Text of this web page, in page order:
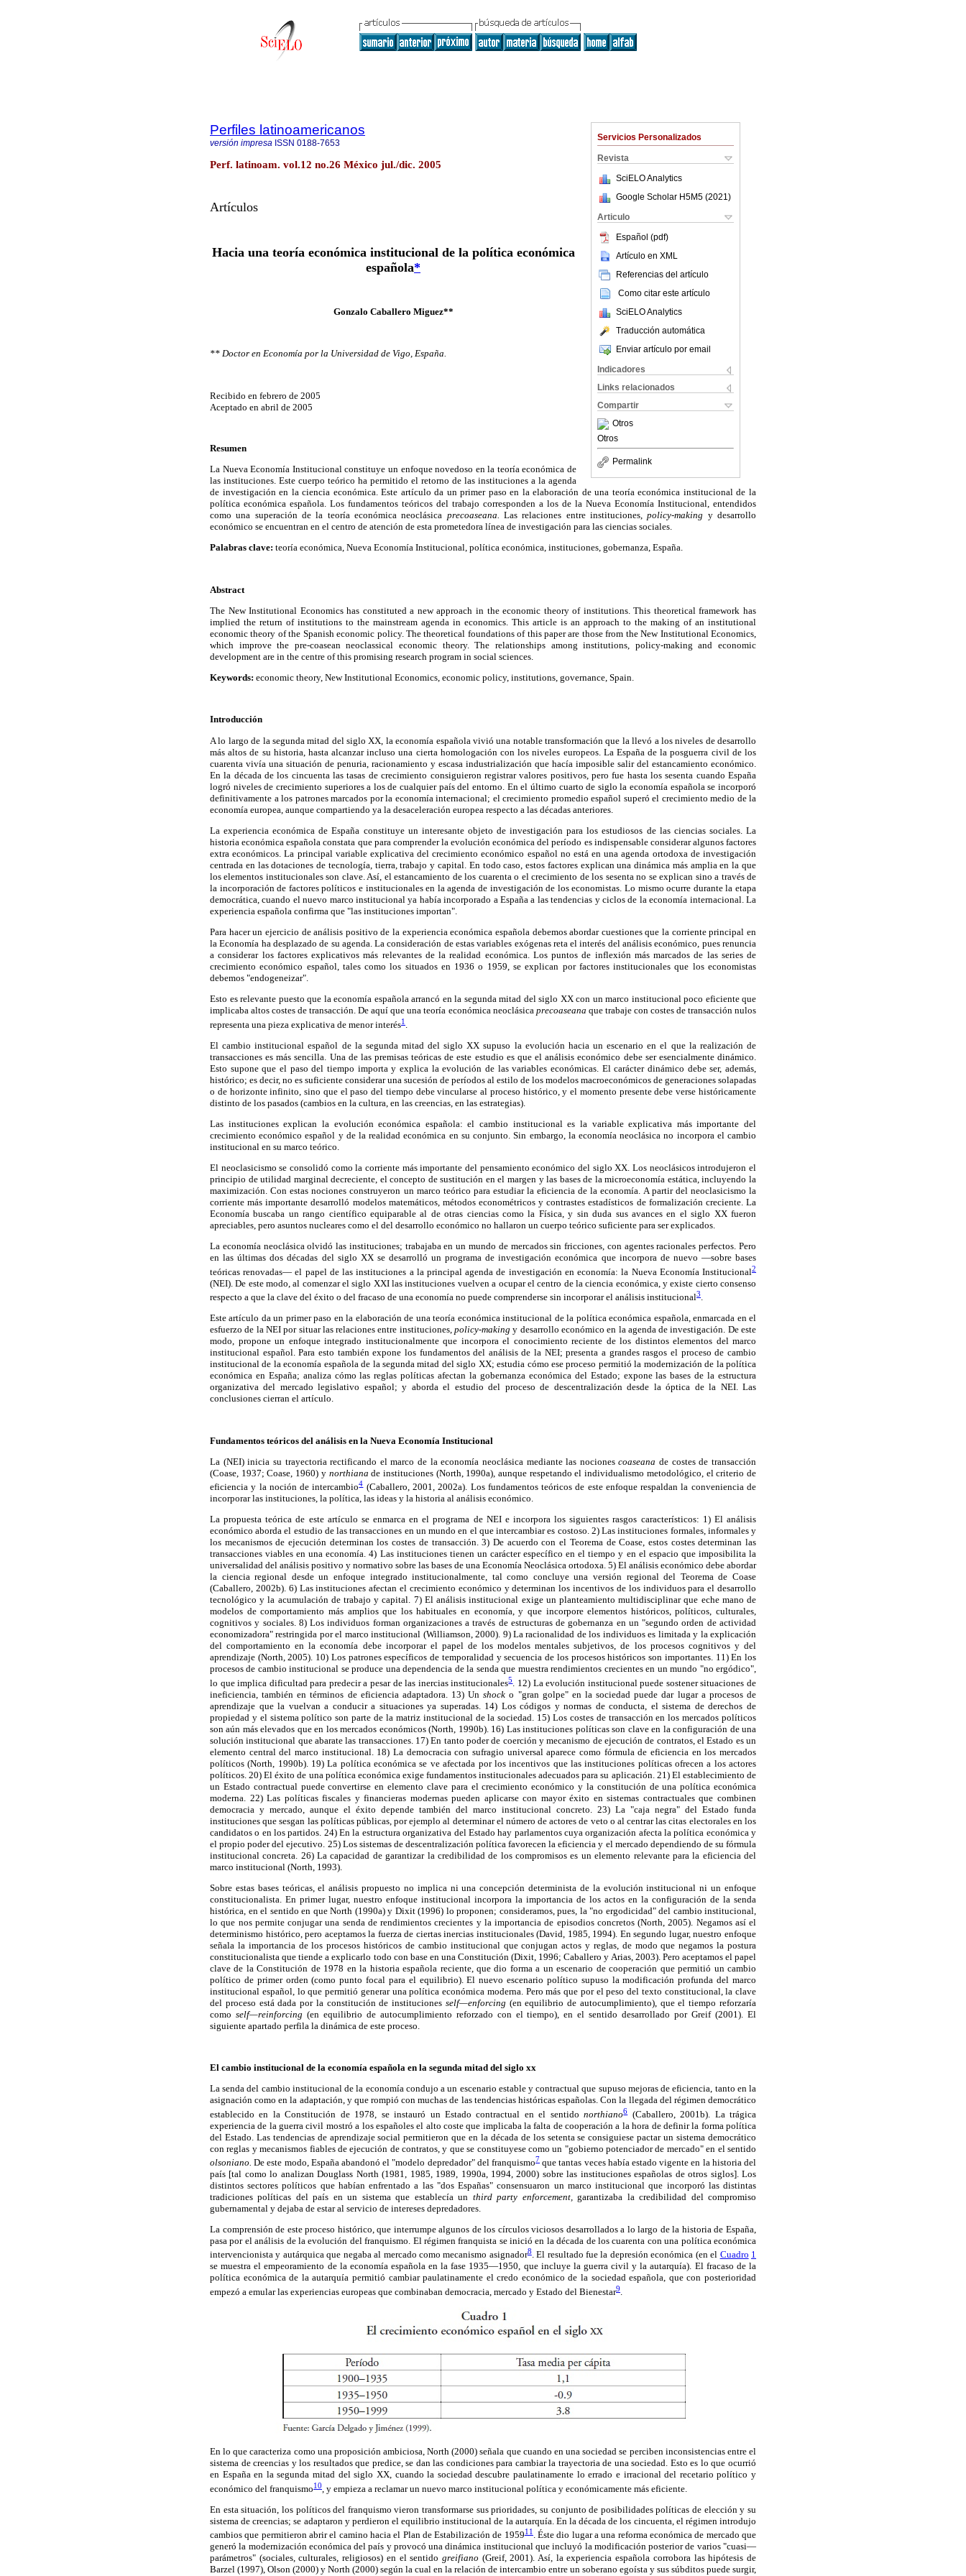
Servicios Personalizados
Revista
SciELO Analytics
Google Scholar H5M5 (2021 )
Articulo
Español (pdf)
Artículo en XML
Referencias del artículo
Como citar este artículo
SciELO Analytics
Traducción automática
Enviar artículo por email
Indicadores
Links relacionados
Compartir
Otros
Otros
Permalink
Perfiles latinoamericanos
versión impresa ISSN 0188-7653
Perf. latinoam. vol.12 no.26 México jul./dic. 2005
Artículos
Hacia una teoría económica institucional de la política económica
española*
Gonzalo Caballero Miguez**
** Doctor en Economía por la Universidad de Vigo, España.
Recibido en febrero de 2005
Aceptado en abril de 2005
Resumen
La Nueva Economía Institucional constituye un enfoque novedoso en la teoría económica de
las instituciones. Este cuerpo teórico ha permitido el retorno de las instituciones a la agenda
de investigación en la ciencia económica. Este artículo da un primer paso en la elaboración de una teoría económica institucional de la
política económica española. Los fundamentos teóricos del trabajo corresponden a los de la Nueva Economía Institucional, entendidos
como una superación de la teoría económica neoclásica precoaseana. Las relaciones entre instituciones,policy-making y desarrollo
económico se encuentran en el centro de atención de esta prometedora línea de investigación para las ciencias sociales.
Palabras clave: teoría económica, Nueva Economía Institucional, política económica, instituciones, gobernanza, España.
Abstract
The New Institutional Economics has constituted a new approach in the economic theory of institutions. This theoretical framework has
implied the return of institutions to the mainstream agenda in economics. This article is an approach to the making of an institutional
economic theory of the Spanish economic policy. The theoretical foundations of this paper are those from the New Institutional Economics,
which improve the pre-coasean neoclassical economic theory. The relationships among institutions, policy-making and economic
development are in the centre of this promising research program in social sciences.
Keywords: economic theory, New Institutional Economics, economic policy, institutions, governance, Spain.
Introducción
A lo largo de la segunda mitad del siglo XX, la economía española vivió una notable transformación que la llevó a los niveles de desarrollo
más altos de su historia, hasta alcanzar incluso una cierta homologación con los niveles europeos. La España de la posguerra civil de los
cuarenta vivía una situación de penuria, racionamiento y escasa industrialización que hacía imposible salir del estancamiento económico.
En la década de los cincuenta las tasas de crecimiento consiguieron registrar valores positivos, pero fue hasta los sesenta cuando España
logró niveles de crecimiento superiores a los de cualquier país del entorno. En el último cuarto de siglo la economía española se incorporó
definitivamente a los patrones marcados por la economía internacional; el crecimiento promedio español superó el crecimiento medio de la
economía europea, aunque compartiendo ya la desaceleración europea respecto a las décadas anteriores.
La experiencia económica de España constituye un interesante objeto de investigación para los estudiosos de las ciencias sociales. La
historia económica española constata que para comprender la evolución económica del período es indispensable considerar algunos factores
extra económicos. La principal variable explicativa del crecimiento económico español no está en una agenda ortodoxa de investigación
centrada en las dotaciones de tecnología, tierra, trabajo y capital. En todo caso, estos factores explican una dinámica más amplia en la que
los elementos institucionales son clave. Así, el estancamiento de los cuarenta o el crecimiento de los sesenta no se explican sino a través de
la incorporación de factores políticos e institucionales en la agenda de investigación de los economistas. Lo mismo ocurre durante la etapa
democrática, cuando el nuevo marco institucional ya había incorporado a España a las tendencias y ciclos de la economía internacional. La
experiencia española confirma que "las instituciones importan".
Para hacer un ejercicio de análisis positivo de la experiencia económica española debemos abordar cuestiones que la corriente principal en
la Economía ha desplazado de su agenda. La consideración de estas variables exógenas reta el interés del análisis económico, pues renuncia
a considerar los factores explicativos más relevantes de la realidad económica. Los puntos de inflexión más marcados de las series de
crecimiento económico español, tales como los situados en 1936 o 1959, se explican por factores institucionales que los economistas
debemos "endogeneizar".
Esto es relevante puesto que la economía española arrancó en la segunda mitad del siglo XX con un marco institucional poco eficiente que
implicaba altos costes de transacción. De aquí que una teoría económica neoclásica precoaseana que trabaje con costes de transacción nulos
representa una pieza explicativa de menor interés1
El cambio institucional español de la segunda mitad del siglo XX supuso la evolución hacia un escenario en el que la realización de
transacciones es más sencilla. Una de las premisas teóricas de este estudio es que el análisis económico debe ser esencialmente dinámico.
Esto supone que el paso del tiempo importa y explica la evolución de las variables económicas. El carácter dinámico debe ser, además,
histórico; es decir, no es suficiente considerar una sucesión de períodos al estilo de los modelos macroeconómicos de generaciones solapadas
o de horizonte infinito, sino que el paso del tiempo debe vincularse al proceso histórico, y el momento presente debe verse históricamente
distinto de los pasados (cambios en la cultura, en las creencias, en las estrategias).
Las instituciones explican la evolución económica española: el cambio institucional es la variable explicativa más importante del
crecimiento económico español y de la realidad económica en su conjunto. Sin embargo, la economía neoclásica no incorpora el cambio
institucional en su marco teórico.
El neoclasicismo se consolidó como la corriente más importante del pensamiento económico del siglo XX. Los neoclásicos introdujeron el
principio de utilidad marginal decreciente, el concepto de sustitución en el margen y las bases de la microeconomía estática, incluyendo la
maximización. Con estas nociones construyeron un marco teórico para estudiar la eficiencia de la economía. A partir del neoclasicismo la
corriente más importante desarrolló modelos matemáticos, métodos econométricos y contrastes estadísticos de formalización creciente. La
Economía buscaba un rango científico equiparable al de otras ciencias como la Física, y sin duda sus avances en el siglo XX fueron
apreciables, pero asuntos nucleares como el del desarrollo económico no hallaron un cuerpo teórico suficiente para ser explicados.
La economía neoclásica olvidó las instituciones; trabajaba en un mundo de mercados sin fricciones, con agentes racionales perfectos. Pero
en las últimas dos décadas del siglo XX se desarrolló un programa de investigación económica que incorpora de nuevo —sobre bases
teóricas renovadas— el papel de las instituciones a la principal agenda de investigación en economía: la Nueva Economía Institucional2
(NEI). De este modo, al comenzar el siglo XXI las instituciones vuelven a ocupar el centro de la ciencia económica, y existe cierto consenso
respecto a que la clave del éxito o del fracaso de una economía no puede comprenderse sin incorporar el análisis institucional3
Este artículo da un primer paso en la elaboración de una teoría económica institucional de la política económica española, enmarcada en el
esfuerzo de la NEI por situar las relaciones entre instituciones, policy-making y desarrollo económico en la agenda de investigación. De este
modo, propone un enfoque integrado institucionalmente que incorpora el conocimiento reciente de los distintos elementos del marco
institucional español. Para esto también expone los fundamentos del análisis de la NEI; presenta a grandes rasgos el proceso de cambio
institucional de la economía española de la segunda mitad del siglo XX; estudia cómo ese proceso permitió la modernización de la política
económica en España; analiza cómo las reglas políticas afectan la gobernanza económica del Estado; expone las bases de la estructura
organizativa del mercado legislativo español; y aborda el estudio del proceso de descentralización desde la óptica de la NEI. Las
conclusiones cierran el artículo.
Fundamentos teóricos del análisis en la Nueva Economía Institucional
La (NEI) inicia su trayectoria rectificando el marco de la economía neoclásica mediante las nocionescoaseana de costes de transacción
(Coase, 1937; Coase, 1960) y northiana de instituciones (North, 1990a), aunque respetando el individualismo metodológico, el criterio de
eficiencia y la noción de intercambio4(Caballero, 2001, 2002a). Los fundamentos teóricos de este enfoque respaldan la conveniencia de
incorporar las instituciones, la política, las ideas y la historia al análisis económico.
La propuesta teórica de este artículo se enmarca en el programa de NEI e incorpora los siguientes rasgos característicos: 1) El análisis
económico aborda el estudio de las transacciones en un mundo en el que intercambiar es costoso. 2) Las instituciones formales, informales y
los mecanismos de ejecución determinan los costes de transacción. 3) De acuerdo con el Teorema de Coase, estos costes determinan las
transacciones viables en una economía. 4) Las instituciones tienen un carácter específico en el tiempo y en el espacio que imposibilita la
universalidad del análisis positivo y normativo sobre las bases de una Economía Neoclásica ortodoxa. 5) El análisis económico debe abordar
la ciencia regional desde un enfoque integrado institucionalmente, tal como concluye una versión regional del Teorema de Coase
(Caballero, 2002b). 6) Las instituciones afectan el crecimiento económico y determinan los incentivos de los individuos para el desarrollo
tecnológico y la acumulación de trabajo y capital. 7) El análisis institucional exige un planteamiento multidisciplinar que eche mano de
modelos de comportamiento más amplios que los habituales en economía, y que incorpore elementos históricos, políticos, culturales,
cognitivos y sociales. 8) Los individuos forman organizaciones a través de estructuras de gobernanza en un "segundo orden de actividad
economizadora" restringida por el marco institucional (Williamson, 2000). 9) La racionalidad de los individuos es limitada y la explicación
del comportamiento en la economía debe incorporar el papel de los modelos mentales subjetivos, de los procesos cognitivos y del
aprendizaje (North, 2005). 10) Los patrones específicos de temporalidad y secuencia de los procesos históricos son importantes. 11) En los
procesos de cambio institucional se produce una dependencia de la senda que muestra rendimientos crecientes en un mundo "no ergódico",
lo que implica dificultad para predecir a pesar de las inercias institucionales5. 12) La evolución institucional puede sostener situaciones de
ineficiencia, también en términos de eficiencia adaptadora. 13) Unshock o "gran golpe" en la sociedad puede dar lugar a procesos de
aprendizaje que la vuelvan a conducir a situaciones ya superadas. 14) Los códigos y normas de conducta, el sistema de derechos de
propiedad y el sistema político son parte de la matriz institucional de la sociedad. 15) Los costes de transacción en los mercados políticos
son aún más elevados que en los mercados económicos (North, 1990b). 16) Las instituciones políticas son clave en la configuración de una
solución institucional que abarate las transacciones. 17) En tanto poder de coerción y mecanismo de ejecución de contratos, el Estado es un
elemento central del marco institucional. 18) La democracia con sufragio universal aparece como fórmula de eficiencia en los mercados
políticos (North, 1990b). 19) La política económica se ve afectada por los incentivos que las instituciones políticas ofrecen a los actores
políticos. 20) El éxito de una política económica exige fundamentos institucionales adecuados para su aplicación. 21) El establecimiento de
un Estado contractual puede convertirse en elemento clave para el crecimiento económico y la constitución de una política económica
moderna. 22) Las políticas fiscales y financieras modernas pueden aplicarse con mayor éxito en sistemas contractuales que combinen
democracia y mercado, aunque el éxito depende también del marco institucional concreto. 23) La "caja negra" del Estado funda
instituciones que sesgan las políticas públicas, por ejemplo al determinar el número de actores de veto o al centrar las citas electorales en los
candidatos o en los partidos. 24) En la estructura organizativa del Estado hay parlamentos cuya organización afecta la política económica y
el propio poder del ejecutivo. 25) Los sistemas de descentralización política favorecen la eficiencia y el mercado dependiendo de su fórmula
institucional concreta. 26) La capacidad de garantizar la credibilidad de los compromisos es un elemento relevante para la eficiencia del
marco institucional (North, 1993).
Sobre estas bases teóricas, el análisis propuesto no implica ni una concepción determinista de la evolución institucional ni un enfoque
constitucionalista. En primer lugar, nuestro enfoque institucional incorpora la importancia de los actos en la configuración de la senda
histórica, en el sentido en que North (1990a) y Dixit (1996) lo proponen; consideramos, pues, la "no ergodicidad" del cambio institucional,
lo que nos permite conjugar una senda de rendimientos crecientes y la importancia de episodios concretos (North, 2005). Negamos así el
determinismo histórico, pero aceptamos la fuerza de ciertas inercias institucionales (David, 1985, 1994). En segundo lugar, nuestro enfoque
señala la importancia de los procesos históricos de cambio institucional que conjugan actos y reglas, de modo que negamos la postura
constitucionalista que tiende a explicarlo todo con base en una Constitución (Dixit, 1996; Caballero y Arias, 2003). Pero aceptamos el papel
clave de la Constitución de 1978 en la historia española reciente, que dio forma a un escenario de cooperación que permitió un cambio
político de primer orden (como punto focal para el equilibrio). El nuevo escenario político supuso la modificación profunda del marco
institucional español, lo que permitió generar una política económica moderna. Pero más que por el peso del texto constitucional, la clave
del proceso está dada por la constitución de instituciones self—enforcing (en equilibrio de autocumplimiento), que el tiempo reforzaría
como self—reinforcing (en equilibrio de autocumplimiento reforzado con el tiempo), en el sentido desarrollado por Greif (2001). El
siguiente apartado perfila la dinámica de este proceso.
El cambio institucional de la economía española en la segunda mitad del siglo xx
La senda del cambio institucional de la economía condujo a un escenario estable y contractual que supuso mejoras de eficiencia, tanto en la
asignación como en la adaptación, y que rompió con muchas de las tendencias históricas españolas. Con la llegada del régimen democrático
establecido en la Constitución de 1978, se instauró un Estado contractual en el sentidonorthiano6(Caballero, 2001b). La trágica
experiencia de la guerra civil mostró a los españoles el alto coste que implicaba la falta de cooperación a la hora de definir la forma política
del Estado. Las tendencias de aprendizaje social permitieron que en la década de los setenta se consiguiese pactar un sistema democrático
con reglas y mecanismos fiables de ejecución de contratos, y que se constituyese como un "gobierno potenciador de mercado" en el sentido
olsoniano. De este modo, España abandonó el "modelo depredador" del franquismo7 que tantas veces había estado vigente en la historia del
país [tal como lo analizan Douglass North (1981, 1985, 1989, 1990a, 1994, 2000) sobre las instituciones españolas de otros siglos]. Los
distintos sectores políticos que habían enfrentado a las "dos Españas" consensuaron un marco institucional que incorporó las distintas
tradiciones políticas del país en un sistema que establecía un third party enforcement, garantizaba la credibilidad del compromiso
gubernamental y dejaba de estar al servicio de intereses depredadores.
La comprensión de este proceso histórico, que interrumpe algunos de los círculos viciosos desarrollados a lo largo de la historia de España,
pasa por el análisis de la evolución del franquismo. El régimen franquista se inició en la década de los cuarenta con una política económica
intervencionista y autárquica que negaba al mercado como mecanismo asignador8. El resultado fue la depresión económica (en el Cuadro 1
se muestra el empeoramiento de la economía española en la fase 1935—1950, que incluye la guerra civil y la autarquía). El fracaso de la
política económica de la autarquía permitió cambiar paulatinamente el credo económico de la sociedad española, que con posterioridad
empezó a emular las experiencias europeas que combinaban democracia, mercado y Estado del Bienestar9
En lo que caracteriza como una proposición ambiciosa, North (2000) señala que cuando en una sociedad se perciben inconsistencias entre el
sistema de creencias y los resultados que predice, se dan las condiciones para cambiar la trayectoria de una sociedad. Esto es lo que ocurrió
en España en la segunda mitad del siglo XX, cuando la sociedad descubre paulatinamente lo errado e irracional del recetario político y
económico del franquismo10 , y empieza a reclamar un nuevo marco institucional política y económicamente más eficiente.
En esta situación, los políticos del franquismo vieron transformarse sus prioridades, su conjunto de posibilidades políticas de elección y su
sistema de creencias; se adaptaron y perdieron el equilibrio institucional de la autarquía. En la década de los cincuenta, el régimen introdujo
cambios que permitieron abrir el camino hacia el Plan de Estabilización de 195911. Éste dio lugar a una reforma económica de mercado que
generó la modernización económica del país y provocó una dinámica institucional que incluyó la modificación posterior de varios "cuasi—
parámetros" (sociales, culturales, religiosos) en el sentido greifiano (Greif, 2001). Así, la experiencia española corrobora las hipótesis de
Barzel (1997), Olson (2000) y North (2000) según la cual en la relación de intercambio entre un soberano egoísta y sus súbditos puede surgir,